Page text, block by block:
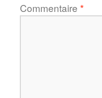
Commentaire *